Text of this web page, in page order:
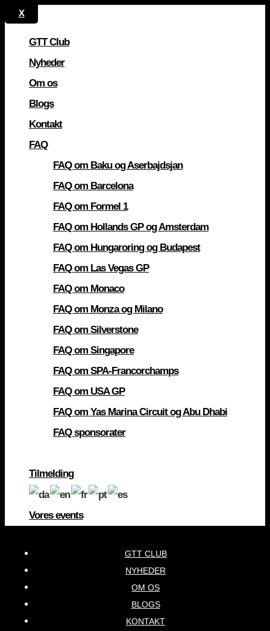
GTT Club
Nyheder
Om os
Blogs
Kontakt
FAQ
FAQ om Baku og Aserbajdsjan
FAQ om Barcelona
FAQ om Formel 1
FAQ om Hollands GP og Amsterdam
FAQ om Hungaroring og Budapest
FAQ om Las Vegas GP
FAQ om Monaco
FAQ om Monza og Milano
FAQ om Silverstone
FAQ om Singapore
FAQ om SPA-Francorchamps
FAQ om USA GP
FAQ om Yas Marina Circuit og Abu Dhabi
FAQ sponsorater
Tilmelding
Vores events
GTT CLUB
NYHEDER
OM OS
BLOGS
KONTAKT